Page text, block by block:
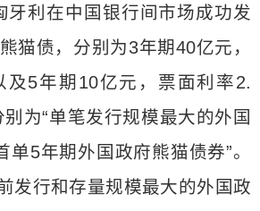
牙利在中国银行间市场成功发
猫债，分别为3年期40亿元，
及5年期10亿元，票面利率2.
为“单笔发行规模最大的外国
单5年期外国政府熊猫债券”。
发行和存量规模最大的外国政